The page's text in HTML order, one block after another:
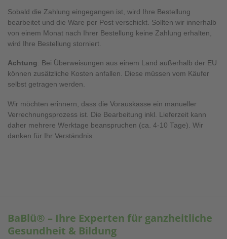
Sobald die Zahlung eingegangen ist, wird Ihre Bestellung
bearbeitet und die Ware per Post verschickt. Sollten wir innerhalb
von einem Monat nach Ihrer Bestellung keine Zahlung erhalten,
wird Ihre Bestellung storniert.
Achtung: Bei Überweisungen aus einem Land außerhalb der EU
können zusätzliche Kosten anfallen. Diese müssen vom Käufer
selbst getragen werden.
Wir möchten erinnern, dass die Vorauskasse ein manueller
Verrechnungsprozess ist. Die Bearbeitung inkl. Lieferzeit kann
daher mehrere Werktage beanspruchen (ca. 4-10 Tage). Wir
danken für Ihr Verständnis.
BaBlü® – Ihre Experten für ganzheitliche
Gesundheit & Bildung